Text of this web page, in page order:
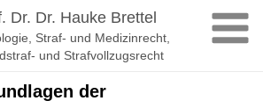
Dr. Dr. Hauke Brettel
Straf- und Medizinrecht,
und Strafvollzugsrecht
der